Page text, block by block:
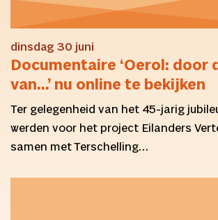
dinsdag 30 juni
Documentaire ‘Oerol: door
van…’ nu online te bekijken
Ter gelegenheid van het 45-jarig
werden voor het project Eilanders
samen met Terschelling…